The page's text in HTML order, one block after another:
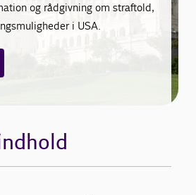
og rådgivning om straftold,
i USA.